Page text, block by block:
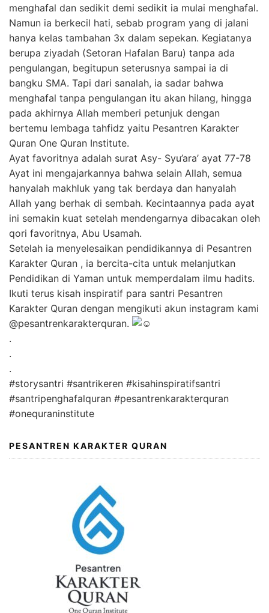
menghafal dan sedikit demi sedikit ia mulai menghafal.
Namun ia berkecil hati, sebab program yang di jalani
hanya kelas tambahan 3x dalam sepekan. Kegiatanya
berupa ziyadah (Setoran Hafalan Baru) tanpa ada
pengulangan, begitupun seterusnya sampai ia di
bangku SMA. Tapi dari sanalah, ia sadar bahwa
menghafal tanpa pengulangan itu akan hilang, hingga
pada akhirnya Allah memberi petunjuk dengan
bertemu lembaga tahfidz yaitu Pesantren Karakter
Quran One Quran Institute.
Ayat favoritnya adalah surat Asy- Syu’ara’ ayat 77-78
Ayat ini mengajarkannya bahwa selain Allah, semua
hanyalah makhluk yang tak berdaya dan hanyalah
Allah yang berhak di sembah. Kecintaannya pada ayat
ini semakin kuat setelah mendengarnya dibacakan oleh
qori favoritnya, Abu Usamah.
Setelah ia menyelesaikan pendidikannya di Pesantren
Karakter Quran , ia bercita-cita untuk melanjutkan
Pendidikan di Yaman untuk memperdalam ilmu hadits.
Ikuti terus kisah inspiratif para santri Pesantren
Karakter Quran dengan mengikuti akun instagram kami
@pesantrenkarakterquran.
.
.
.
#storysantri #santrikeren #kisahinspiratifsantri
#santripenghafalquran #pesantrenkarakterquran
#onequraninstitute
PESANTREN KARAKTER QURAN